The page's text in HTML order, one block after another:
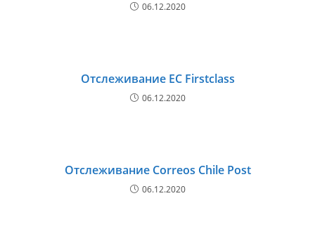
06.12.2020
Отслеживание EC Firstclass
06.12.2020
Отслеживание Correos Chile Post
06.12.2020